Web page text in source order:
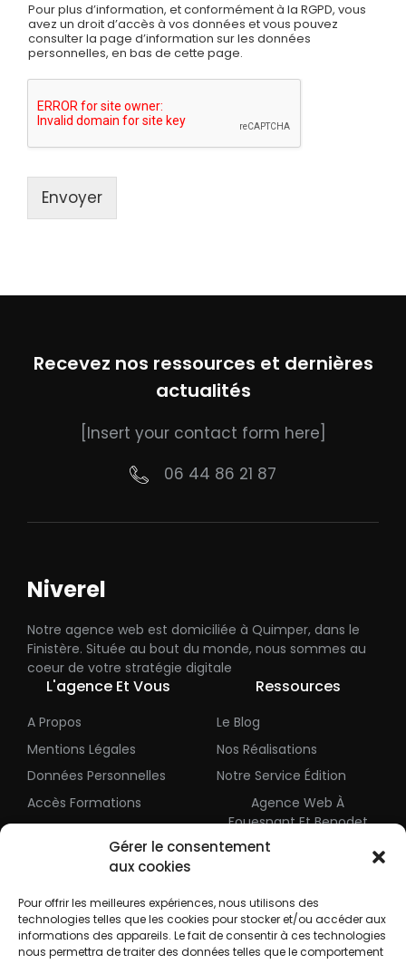
Gérer le consentement
aux cookies
Pour offrir les meilleures expériences, nous utilisons des
technologies telles que les cookies pour stocker et/ou accéder aux
informations des appareils. Le fait de consentir à ces technologies
nous permettra de traiter des données telles que le comportement
Pour plus d’information, et conformément à la RGPD, vous
avez un droit d’accès à vos données et vous pouvez
consulter la page d’information sur les données
personnelles, en bas de cette page.
Envoyer
Recevez nos ressources et dernières
actualités
[Insert your contact form here]
06 44 86 21 87
Niverel
Notre agence web est domiciliée à Quimper, dans le
Finistère. Située au bout du monde, nous sommes au
coeur de votre stratégie digitale
L'agence Et Vous
A Propos
Mentions Légales
Données Personnelles
Accès Formations
Ressources
Le Blog
Nos Réalisations
Notre Service Édition
Agence Web À
Fouesnant Et Benodet
Ronan YHUEL | Niverel
17 Rue Ram Koz , 29000 QUIMPER